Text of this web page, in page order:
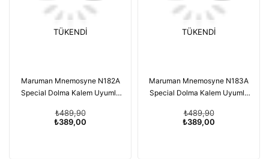
TÜKENDI
Maruman Mnemosyne N182A
Special Dolma Kalem Uyumlu
₺389,00
₺489,90
TÜKENDI
Maruman Mnemosyne N183A
Special Dolma Kalem Uyumlu
₺389,00
₺489,90